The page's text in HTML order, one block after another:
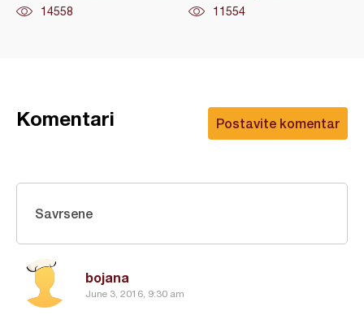
14558 11554
Postavite komentar
Komentari
bojana
June 3, 2016, 9:30 am
Savrsene